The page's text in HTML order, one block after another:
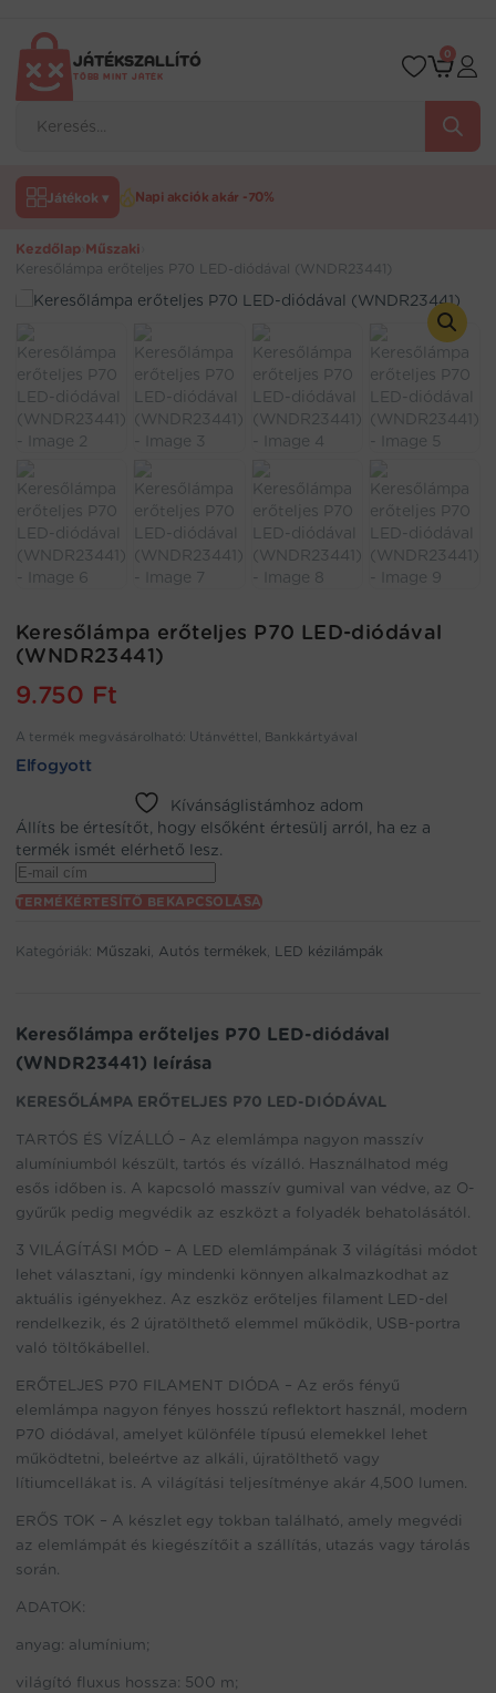
tartalomraJÁTÉKSZALLÍTÓ
TÖBB MINT JÁTÉK
search
0
Játékok ▾ Napi akciók akár -70%
Kezdőlap Műszaki
Keresőlámpa erőteljes P70 LED-diódával (WNDR23441)
Keresőlámpa erőteljes P70 LED-diódával
(WNDR23441)
9.750 Ft
A termék megvásárolható: Utánvéttel, Bankkártyával
Elfogyott
Kívánságlistámhoz adom
Állíts be értesítőt, hogy elsőként értesülj arról, ha ez a
termék ismét elérhető lesz.
Enter
your
email
to
waitlist
this
product
TERMÉKÉRTESÍTŐ BEKAPCSOLÁSA
Kategóriák: Műszaki, Autós termékek, LED kézilámpák
Keresőlámpa erőteljes P70 LED-diódával
(WNDR23441) leírása
KERESŐLÁMPA ERŐTELJES P70 LED-DIÓDÁVAL
TARTÓS ÉS VÍZÁLLÓ – Az elemlámpa nagyon masszív
alumíniumból készült, tartós és vízálló. Használhatod még
esős időben is. A kapcsoló masszív gumival van védve, az O-
gyűrűk pedig megvédik az eszközt a folyadék behatolásától.
3 VILÁGÍTÁSI MÓD – A LED elemlámpának 3 világítási módot
lehet választani, így mindenki könnyen alkalmazkodhat az
aktuális igényekhez. Az eszköz erőteljes filament LED-del
rendelkezik, és 2 újratölthető elemmel működik, USB-portra
való töltőkábellel.
ERŐTELJES P70 FILAMENT DIÓDA – Az erős fényű
elemlámpa nagyon fényes hosszú reflektort használ, modern
P70 diódával, amelyet különféle típusú elemekkel lehet
működtetni, beleértve az alkáli, újratölthető vagy
lítiumcellákat is. A világítási teljesítménye akár 4,500 lumen.
ERŐS TOK – A készlet egy tokban található, amely megvédi
az elemlámpát és kiegészítőit a szállítás, utazás vagy tárolás
során.
ADATOK:
anyag: alumínium;
világító fluxus hossza: 500 m;